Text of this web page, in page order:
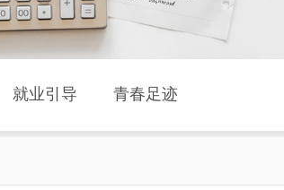
就业引导 青春足迹